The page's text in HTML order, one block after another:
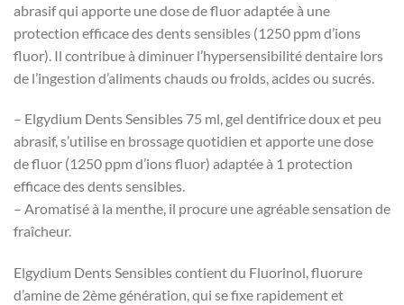
abrasif qui apporte une dose de fluor adaptée à une
protection efficace des dents sensibles (1250 ppm d’ions
fluor). Il contribue à diminuer l’hypersensibilité dentaire lors
de l’ingestion d’aliments chauds ou froids, acides ou sucrés.
– Elgydium Dents Sensibles 75 ml, gel dentifrice doux et peu
abrasif, s’utilise en brossage quotidien et apporte une dose
de fluor (1250 ppm d’ions fluor) adaptée à 1 protection
efficace des dents sensibles.
– Aromatisé à la menthe, il procure une agréable sensation de
fraîcheur.
Elgydium Dents Sensibles contient du Fluorinol, fluorure
d’amine de 2ème génération, qui se fixe rapidement et